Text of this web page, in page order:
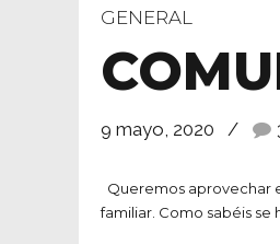
GENERAL
9 mayo, 2020
Queremos aprovechar
familiar. Como sabéis